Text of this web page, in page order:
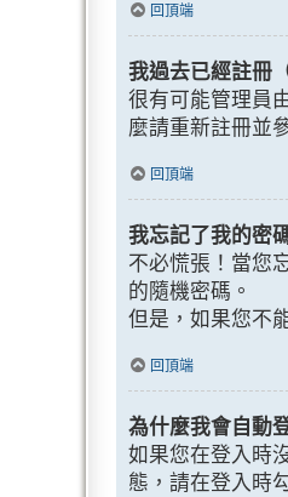
回頂端
我過去已經註冊
很有可能管理員
麼請重新註冊並
回頂端
我忘記了我的密
不必慌張！當您
的隨機密碼。
但是，如果您不
回頂端
為什麼我會自動
如果您在登入時
態，請在登入時